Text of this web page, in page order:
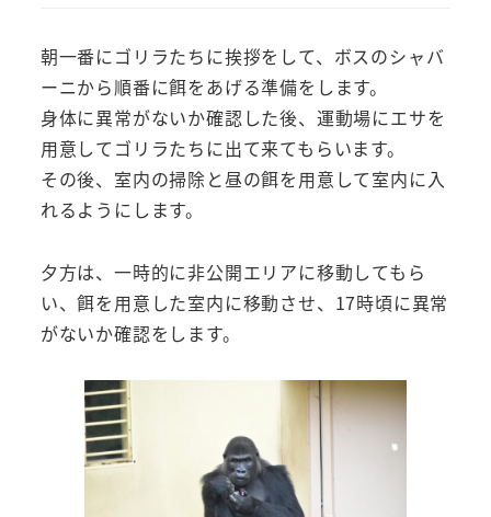
朝一番にゴリラたちに挨拶をして、ボスのシャバ
ーニから順番に餌をあげる準備をします。
身体に異常がないか確認した後、運動場にエサを
用意してゴリラたちに出て来てもらいます。
その後、室内の掃除と昼の餌を用意して室内に入
れるようにします。
夕方は、一時的に非公開エリアに移動してもら
い、餌を用意した室内に移動させ、17時頃に異常
がないか確認をします。